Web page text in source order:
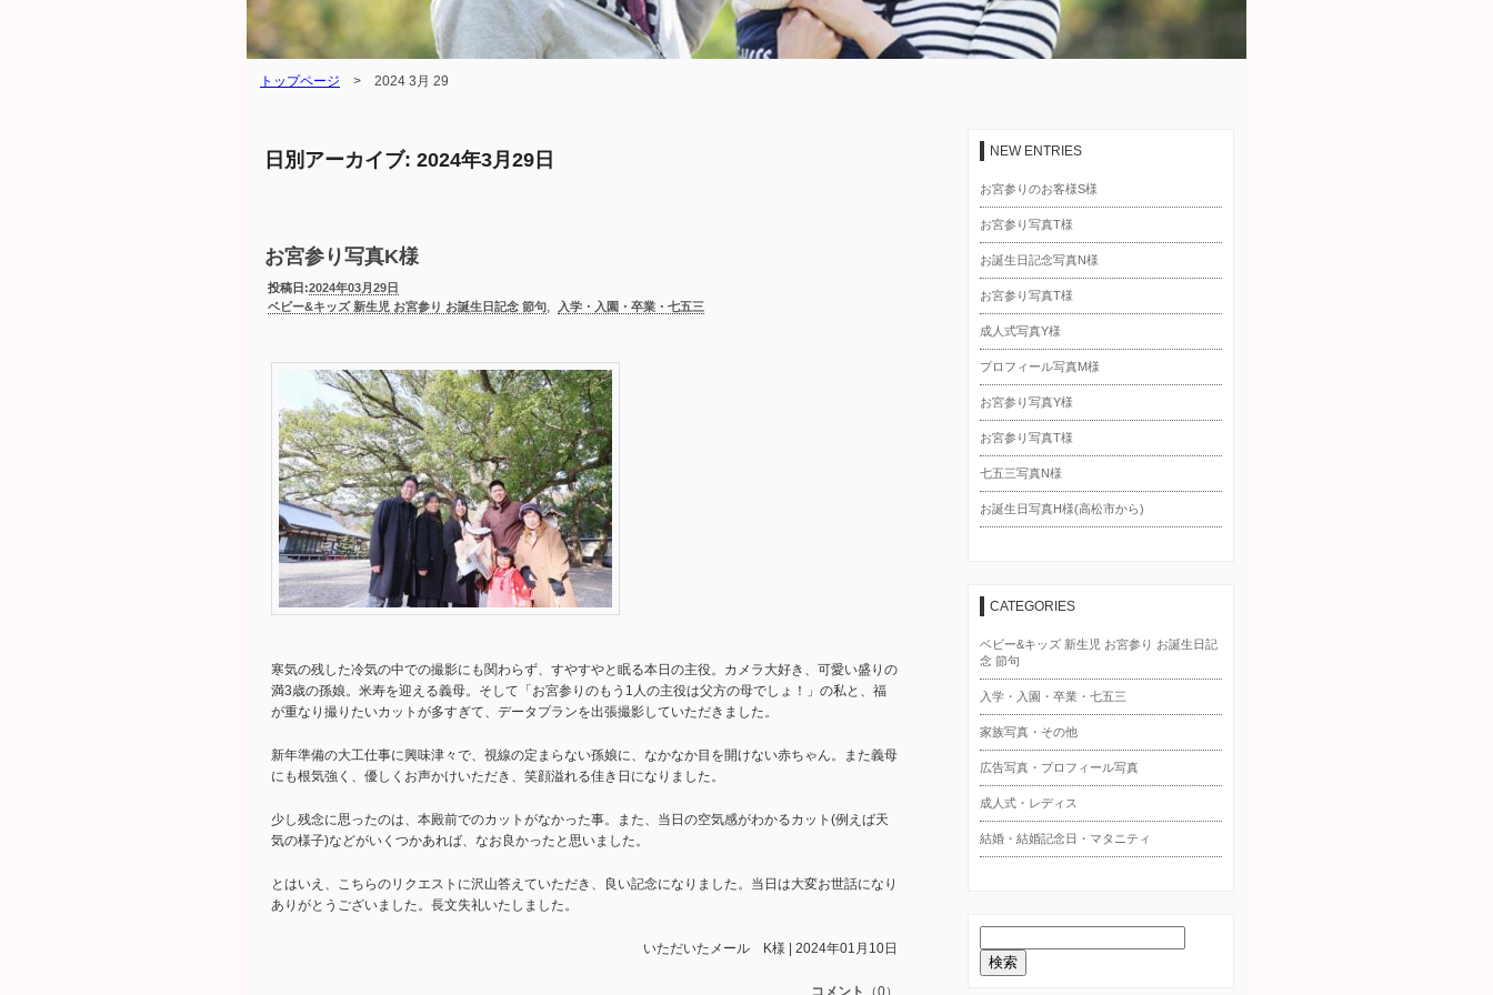
トップページ > 2024 3月 29
日別アーカイブ: 2024年3月29日
お宮参り写真K様
投稿日:2024年03月29日
ベビー&キッズ 新生児 お宮参り お誕生日記念 節句
入学・入園・卒業・七五三
寒気の残した冷気の中での撮影にも関わらず、すやすやと眠る本日の主役。カメラ大好き、可愛い盛りの
満3歳の孫娘。米寿を迎える義母。そして「お宮参りのもう1人の主役は父方の母でしょ！」の私と、福
が重なり撮りたいカットが多すぎて、データプランを出張撮影していただきました。
新年準備の大工仕事に興味津々で、視線の定まらない孫娘に、なかなか目を開けない赤ちゃん。また義母
にも根気強く、優しくお声かけいただき、笑顔溢れる佳き日になりました。
少し残念に思ったのは、本殿前でのカットがなかった事。また、当日の空気感がわかるカット(例えば天
気の様子)などがいくつかあれば、なお良かったと思いました。
とはいえ、こちらのリクエストに沢山答えていただき、良い記念になりました。当日は大変お世話になり
ありがとうございました。長文失礼いたしました。
いただいたメール K様 | 2024年01月10日
コメント （0）
NEW ENTRIES
お宮参りのお客様S様
お宮参り写真T様
お誕生日記念写真N様
お宮参り写真T様
成人式写真Y様
プロフィール写真M様
お宮参り写真Y様
お宮参り写真T様
七五三写真N様
お誕生日写真H様(高松市から)
CATEGORIES
ベビー&キッズ 新生児 お宮参り お誕生日記
念 節句
入学・入園・卒業・七五三
家族写真・その他
広告写真・プロフィール写真
成人式・レディス
結婚・結婚記念日・マタニティ